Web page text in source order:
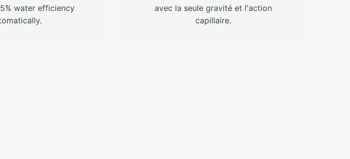
water efficiency
avec la seule gravité et l'action
capillaire.